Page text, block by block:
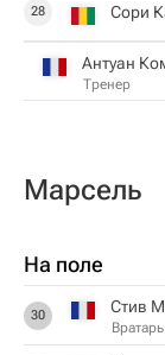
28 Сори
Антуан
Тренер
Марсель
На поле
30 Стив
Вратарь